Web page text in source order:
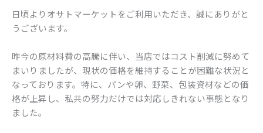
日頃よりオサトマーケットをご利用いただき、誠にありがと
うございます。
昨今の原材料費の高騰に伴い、当店ではコスト削減に努めて
まいりましたが、現状の価格を維持することが困難な状況と
なっております。特に、パンや卵、野菜、包装資材などの価
格が上昇し、私共の努力だけでは対応しきれない事態となり
ました。